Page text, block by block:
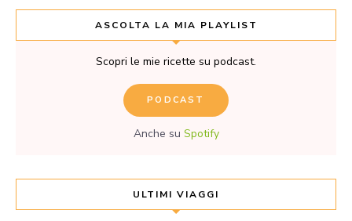
ASCOLTA LA MIA PLAYLIST
Scopri le mie ricette su podcast.
PODCAST
Anche su Spotify
ULTIMI VIAGGI